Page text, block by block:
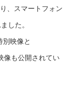
、スマートフォン
した。
別映像と
像も公開されてい